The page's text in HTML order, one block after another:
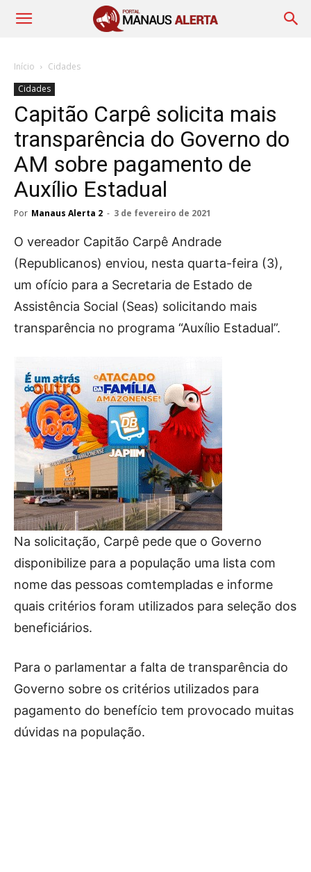
Início
Cidades
Cidades
Capitão Carpê solicita mais
transparência do Governo do
AM sobre pagamento de
Auxílio Estadual
Por Manaus Alerta 2 - 3 de fevereiro de 2021
O vereador Capitão Carpê Andrade
(Republicanos) enviou, nesta quarta-feira (3),
um ofício para a Secretaria de Estado de
Assistência Social (Seas) solicitando mais
transparência no programa “Auxílio Estadual”.
Na solicitação, Carpê pede que o Governo
disponibilize para a população uma lista com
nome das pessoas comtempladas e informe
quais critérios foram utilizados para seleção dos
beneficiários.
Para o parlamentar a falta de transparência do
Governo sobre os critérios utilizados para
pagamento do benefício tem provocado muitas
dúvidas na população.